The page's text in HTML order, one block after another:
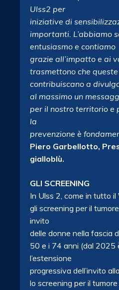
Ulss2 per
iniziative di
importanti. L’abbiamo
entusiasmo e contiamo
grazie all’impatto e ai
trasmettono che
contribuiscano a
al massimo un
per il nostro territorio e
la
prevenzione è
Piero Garbellotto,
gialloblù.
GLI SCREENING
In Ulss 2, come in tutto
gli screening per il
invito
delle donne nella fascia
50 e i 74 anni (dal 2025
l’estensione
progressiva dell’invito
lo screening per il